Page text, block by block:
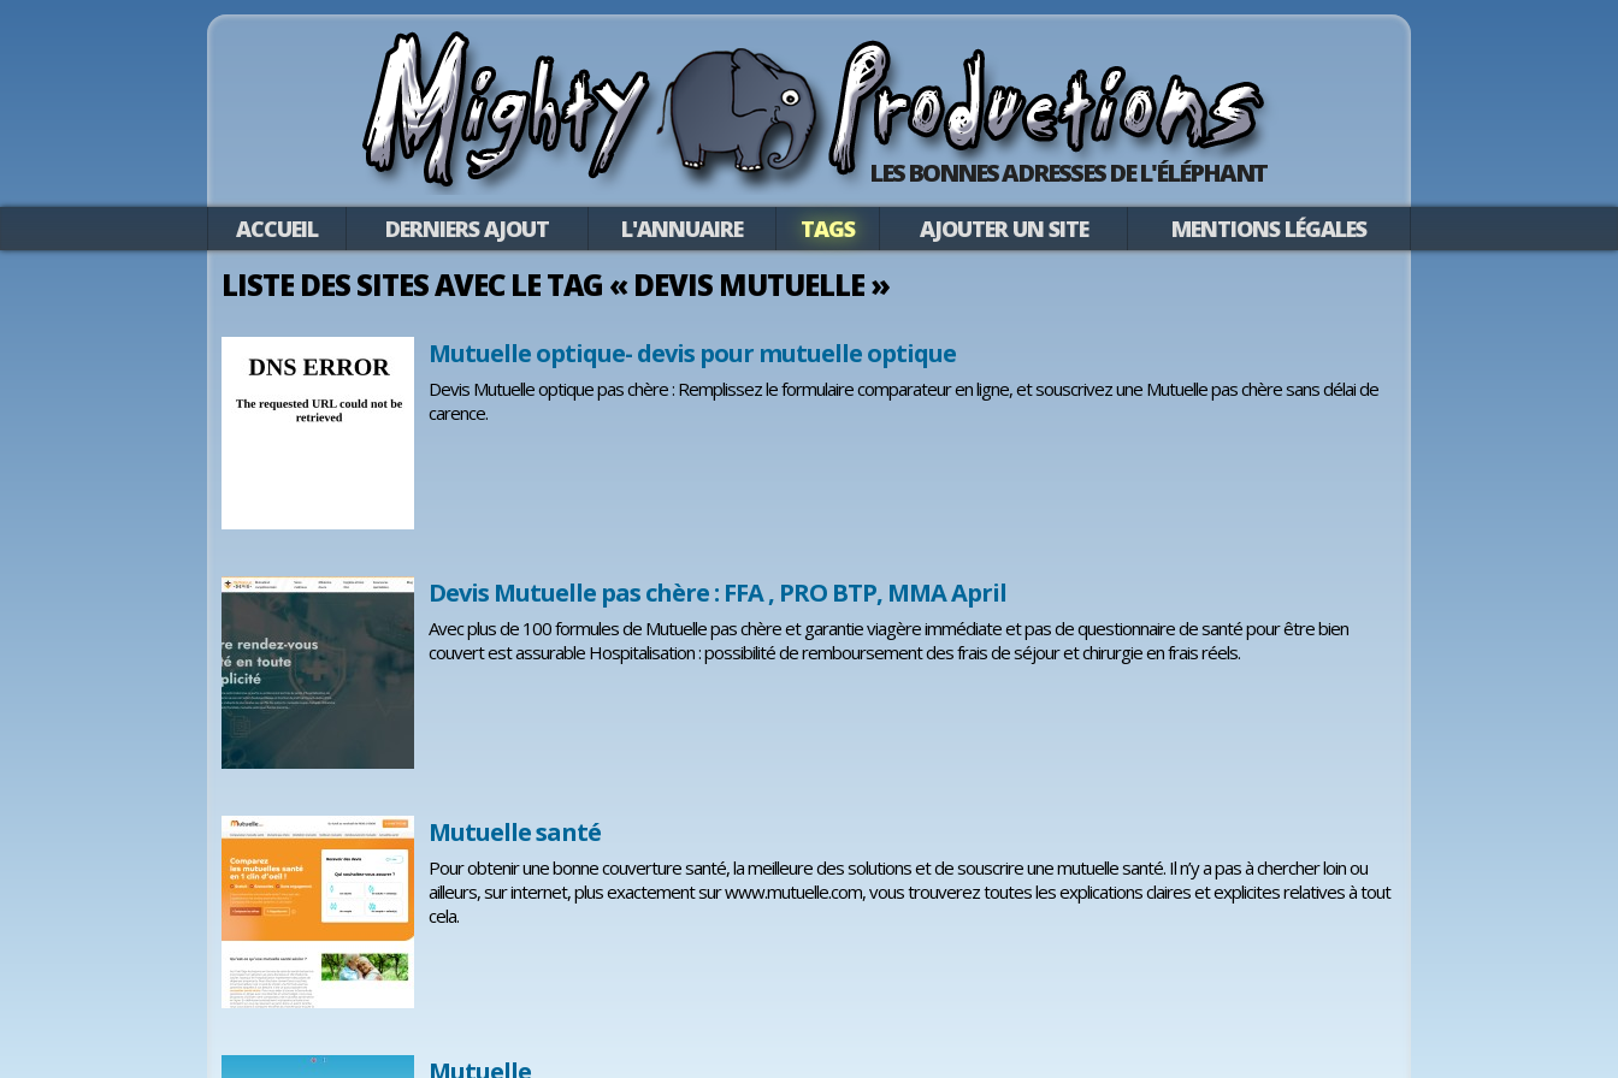
LES BONNES ADRESSES DE L'ÉLÉPHANT
ACCUEIL DERNIERS AJOUT L'ANNUAIRE TAGS AJOUTER UN SITE MENTIONS LÉGALES
LISTE DES SITES AVEC LE TAG « DEVIS MUTUELLE »
Mutuelle optique- devis pour mutuelle optique
Devis Mutuelle optique pas chère : Remplissez le formulaire comparateur en ligne, et souscrivez une Mutuelle pas chère sans délai de
carence.
Devis Mutuelle pas chère : FFA , PRO BTP, MMA April
Avec plus de 100 formules de Mutuelle pas chère et garantie viagère immédiate et pas de questionnaire de santé pour être bien
couvert est assurable Hospitalisation : possibilité de remboursement des frais de séjour et chirurgie en frais réels.
Mutuelle santé
Pour obtenir une bonne couverture santé, la meilleure des solutions et de souscrire une mutuelle santé. Il n’y a pas à chercher loin ou
ailleurs, sur internet, plus exactement sur www.mutuelle.com, vous trouverez toutes les explications claires et explicites relatives à tout
cela.
Mutuelle